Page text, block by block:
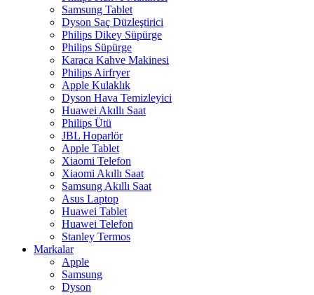
Samsung Tablet
Dyson Saç Düzleştirici
Philips Dikey Süpürge
Philips Süpürge
Karaca Kahve Makinesi
Philips Airfryer
Apple Kulaklık
Dyson Hava Temizleyici
Huawei Akıllı Saat
Philips Ütü
JBL Hoparlör
Apple Tablet
Xiaomi Telefon
Xiaomi Akıllı Saat
Samsung Akıllı Saat
Asus Laptop
Huawei Tablet
Huawei Telefon
Stanley Termos
Markalar
Apple
Samsung
Dyson